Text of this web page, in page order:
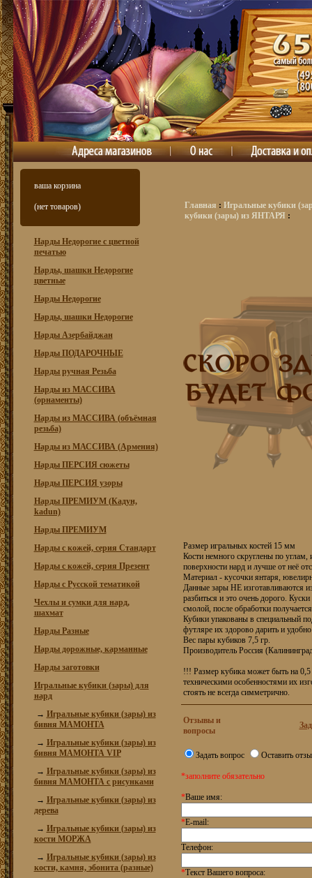
ваша корзина
(нет товаров)
Нарды Недорогие с цветной
печатью
Нарды, шашки Недорогие
цветные
Нарды Недорогие
Нарды, шашки Недорогие
Нарды Азербайджан
Нарды ПОДАРОЧНЫЕ
Нарды ручная Резьба
Нарды из МАССИВА
(орнаменты)
Нарды из МАССИВА (объёмная
резьба)
Нарды из МАССИВА (Армения)
Нарды ПЕРСИЯ сюжеты
Нарды ПЕРСИЯ узоры
Нарды ПРЕМИУМ (Кадун,
kadun)
Нарды ПРЕМИУМ
Нарды с кожей, серия Стандарт
Нарды с кожей, серия Презент
Нарды с Русской тематикой
Чехлы и сумки для нард,
шахмат
Нарды Разные
Нарды дорожные, карманные
Нарды заготовки
Игральные кубики (зары) для
нард
→ Игральные кубики (зары) из
бивня МАМОНТА
→ Игральные кубики (зары) из
бивня МАМОНТА VIP
→ Игральные кубики (зары) из
бивня МАМОНТА с рисунками
→ Игральные кубики (зары) из
дерева
→ Игральные кубики (зары) из
кости МОРЖА
→ Игральные кубики (зары) из
кости, камня, эбонита (разные)
Главная : Игральные кубики
кубики (зары) из ЯНТАРЯ :
Размер игральных костей 15 мм
Кости немного скруглены по углам,
поверхности нард и лучше от неё
Материал - кусочки янтаря,
Данные зары НЕ изготавливаются
разбиться и это очень дорого.
смолой, после обработки
Кубики упакованы в специальный
футляре их здорово дарить и удобно
Вес пары кубиков 7,5 гр.
Производитель Россия
!!! Размер кубика может быть на
техническими особенностями их
стоять не всегда симметрично.
Отзывы и
вопросы
Задать вопрос Оставить
*заполните обязательно
*Ваше имя:
*E-mail:
Телефон:
*Текст Вашего вопроса: